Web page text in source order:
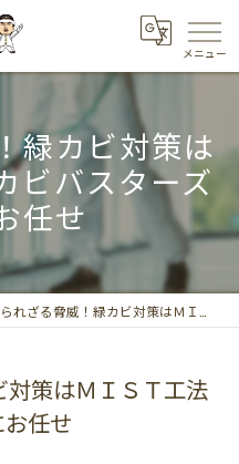
緑カビ対策は
ビバスターズ
任せ
ざる脅威！緑カビ対策はＭＩＳＴ工法®カビバスターズ東海にお任せ
策はＭＩＳＴ工法
任せ